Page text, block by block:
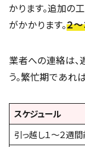
かります。追加の
がかかります。２
業者への連絡は、
う。繁忙期であれ
スケジュール
引っ越し１～２週